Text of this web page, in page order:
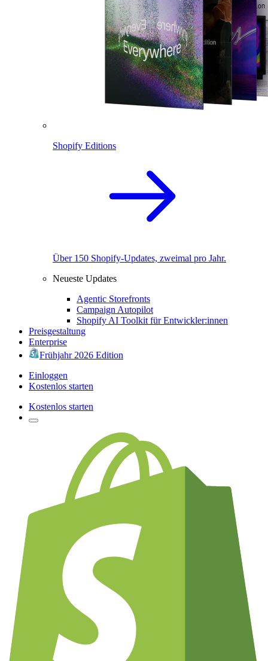
Shopify Editions
Über 150 Shopify-Updates, zweimal pro Jahr.
Neueste Updates
Agentic Storefronts
Campaign Autopilot
Shopify AI Toolkit für Entwickler:innen
Preisgestaltung
Enterprise
Frühjahr 2026 Edition
Einloggen
Kostenlos starten
Kostenlos starten